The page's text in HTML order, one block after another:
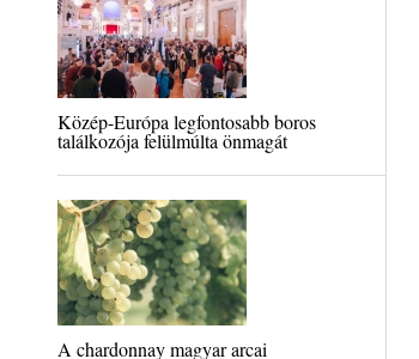
Közép-Európa legfontosabb boros
találkozója felülmúlta önmagát
A chardonnay magyar arcai